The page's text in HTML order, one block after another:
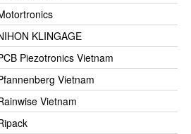
KLINGAGE
Piezotronics Vietnam
Vietnam
Vietnam